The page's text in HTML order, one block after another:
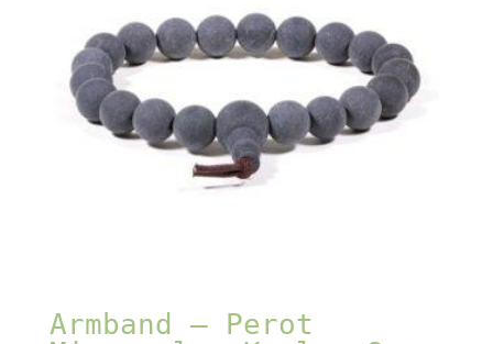
Armband – Perot